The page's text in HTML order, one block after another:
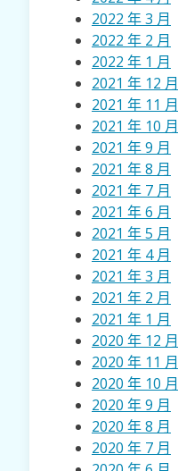
2022 年 3 月
2022 年 2 月
2022 年 1 月
2021 年 12 月
2021 年 11 月
2021 年 10 月
2021 年 9 月
2021 年 8 月
2021 年 7 月
2021 年 6 月
2021 年 5 月
2021 年 4 月
2021 年 3 月
2021 年 2 月
2021 年 1 月
2020 年 12 月
2020 年 11 月
2020 年 10 月
2020 年 9 月
2020 年 8 月
2020 年 7 月